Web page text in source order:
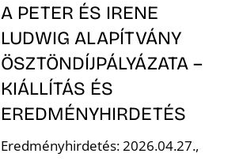
A PETER ÉS IRENE
LUDWIG ALAPÍTVÁNY
ÖSZTÖNDÍJPÁLYÁZATA –
KIÁLLÍTÁS ÉS
EREDMÉNYHIRDETÉS
Eredményhirdetés: 2026.04.27.,